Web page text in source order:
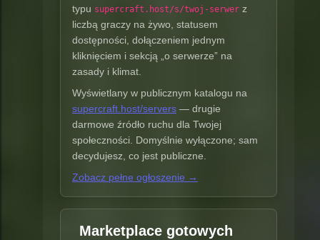
typu supercraft.host/s/twoj-serwer z
liczbą graczy na żywo, statusem
dostępności, dołączeniem jednym
kliknięciem i sekcją „o serwerze” na
zasady i klimat.
Wyświetlany w publicznym katalogu na
supercraft.host/servers — drugie
darmowe źródło ruchu dla Twojej
społeczności. Domyślnie wyłączone; sam
decydujesz, co jest publiczne.
Zobacz pełne ogłoszenie →
Marketplace gotowych